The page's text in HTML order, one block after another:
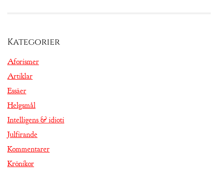
Kategorier
Aforismer
Artiklar
Essäer
Helgsmål
Intelligens & idioti
Julfirande
Kommentarer
Krönikor